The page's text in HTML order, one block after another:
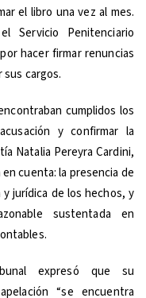
el libro una vez al mes.
Penitenciario
hacer firmar renuncias
sus cargos.
cumplidos los
y confirmar la
Natalia Pereyra Cardini,
cuenta: la presencia de
jurídica de los hechos, y
sustentada en
expresó que su
“se encuentra